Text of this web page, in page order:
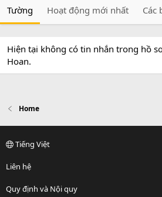
Tường Hoạt động mới nhất Các
Hiện tại không có tin nhắn trong hồ
Hoan.
Home
Tiếng Việt
Liên hệ
Quy định và Nội quy